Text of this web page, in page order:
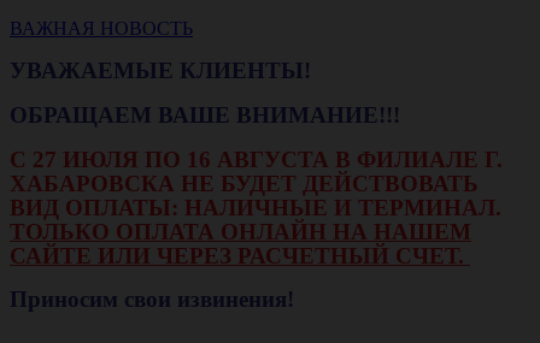
ВАЖНАЯ НОВОСТЬ
УВАЖАЕМЫЕ КЛИЕНТЫ!
ОБРАЩАЕМ ВАШЕ ВНИМАНИЕ!!!
С 27 ИЮЛЯ ПО 16 АВГУСТА В ФИЛИАЛЕ Г.
ХАБАРОВСКА НЕ БУДЕТ ДЕЙСТВОВАТЬ
ВИД ОПЛАТЫ: НАЛИЧНЫЕ И ТЕРМИНАЛ.
ТОЛЬКО ОПЛАТА ОНЛАЙН НА НАШЕМ
САЙТЕ ИЛИ ЧЕРЕЗ РАСЧЕТНЫЙ СЧЕТ.
Приносим свои извинения!